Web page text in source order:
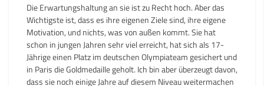
Die Erwartungshaltung an sie ist zu Recht hoch. Aber das
Wichtigste ist, dass es ihre eigenen Ziele sind, ihre eigene
Motivation, und nichts, was von außen kommt. Sie hat
schon in jungen Jahren sehr viel erreicht, hat sich als 17-
Jährige einen Platz im deutschen Olympiateam gesichert und
in Paris die Goldmedaille geholt. Ich bin aber überzeugt davon,
dass sie noch einige Jahre auf diesem Niveau weitermachen